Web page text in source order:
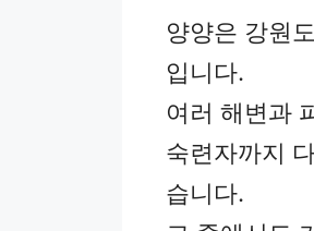
양양은 강원
입니다.
여러 해변과
숙련자까지
습니다.